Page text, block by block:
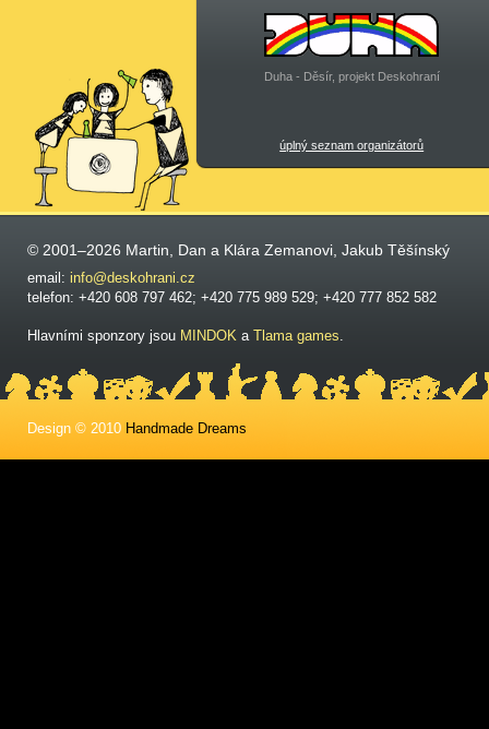
Duha - Děsír, projekt Deskohraní
úplný seznam organizátorů
© 2001–2026 Martin, Dan a Klára Zemanovi, Jakub Těšínský
email: info@deskohrani.cz
telefon: +420 608 797 462; +420 775 989 529; +420 777 852 582
Hlavními sponzory jsou MINDOK a Tlama games.
Design © 2010 Handmade Dreams